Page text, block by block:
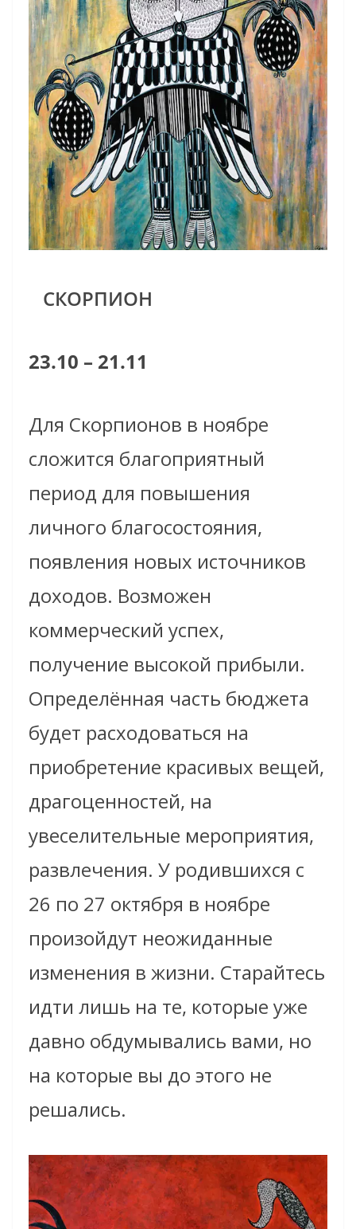
СКОРПИОН
23.10 – 21.11
Для Скорпионов в ноябре
сложится благоприятный
период для повышения
личного благосостояния,
появления новых источников
доходов. Возможен
коммерческий успех,
получение высокой прибыли.
Определённая часть бюджета
будет расходоваться на
приобретение красивых вещей,
драгоценностей, на
увеселительные мероприятия,
развлечения. У родившихся с
26 по 27 октября в ноябре
произойдут неожиданные
изменения в жизни. Старайтесь
идти лишь на те, которые уже
давно обдумывались вами, но
на которые вы до этого не
решались.